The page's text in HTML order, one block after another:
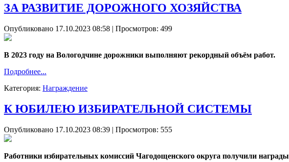
ЗА РАЗВИТИЕ ДОРОЖНОГО ХОЗЯЙСТВА
Опубликовано 17.10.2023 08:58 | Просмотров: 499
В 2023 году на Вологодчине дорожники выполняют рекордный объём работ.
Подробнее...
Категория: Награждение
К ЮБИЛЕЮ ИЗБИРАТЕЛЬНОЙ СИСТЕМЫ
Опубликовано 17.10.2023 08:39 | Просмотров: 555
Работники избирательных комиссий Чагодощенского округа получили награды